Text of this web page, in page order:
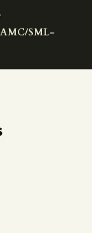
AMC/SML-